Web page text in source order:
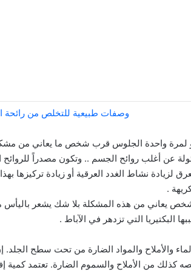
لمرة واحدة الجلوس قرب شخص ما يعاني من
عن أغلب روائح الجسم .. وتكون مصدراً للروائح
لزيادة نشاط الغدد العرقية أو زيادة تركيزها
.
يعاني من هذه المشكلة بلا شك يشعر باليأس
البكتيريا التي تزدهر في الآباط .
والأملاح والمواد الضارة من تحت سطح
كذلك من الأملاح والسموم الضارة. تعتمد